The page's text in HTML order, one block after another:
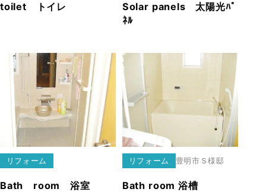
toilet トイレ
Solar panels 太陽光ﾊﾟ
ﾈﾙ
リフォーム
Bath room 浴室
リフォーム 豊明市 Ｓ様邸
Bath room 浴槽